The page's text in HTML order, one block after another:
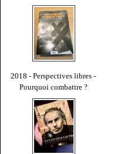
2018 - Perspectives libres -
Pourquoi combattre ?